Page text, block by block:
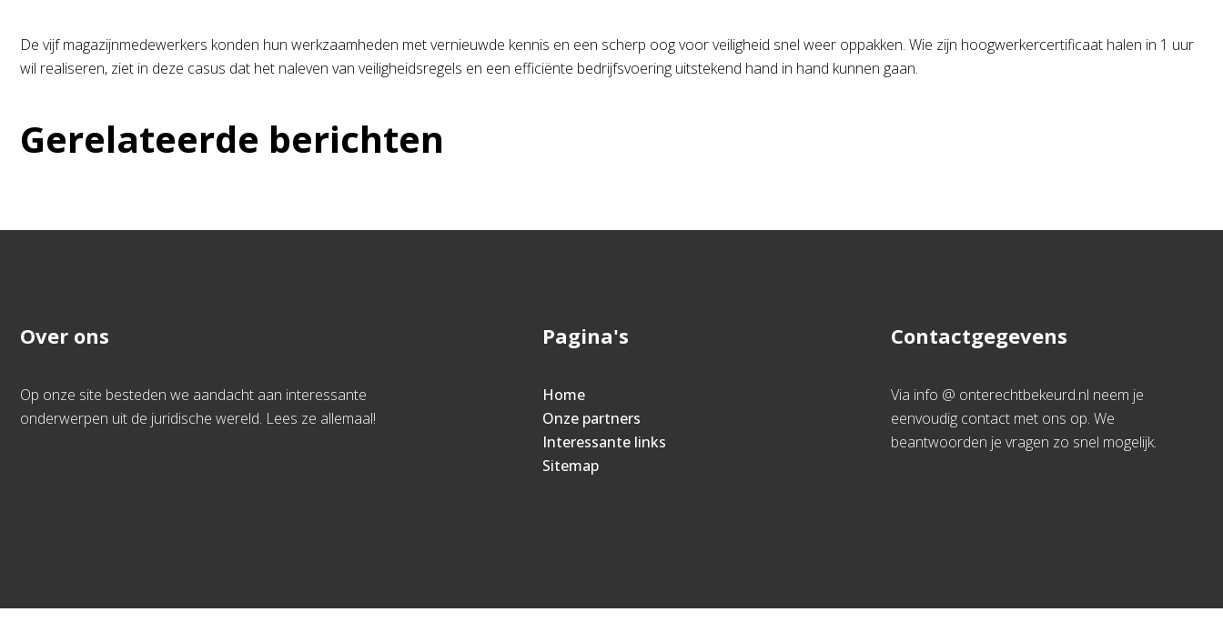
De vijf magazijnmedewerkers konden hun werkzaamheden met vernieuwde kennis en een scherp oog voor veiligheid snel weer oppakken. Wie zijn hoogwerkercertificaat halen in 1 uur
wil realiseren, ziet in deze casus dat het naleven van veiligheidsregels en een efficiënte bedrijfsvoering uitstekend hand in hand kunnen gaan.
Gerelateerde berichten
Over ons
Op onze site besteden we aandacht aan interessante
onderwerpen uit de juridische wereld. Lees ze allemaal!
Pagina's
Home
Onze partners
Interessante links
Sitemap
Contactgegevens
Via info @ onterechtbekeurd.nl neem je
eenvoudig contact met ons op. We
beantwoorden je vragen zo snel mogelijk.